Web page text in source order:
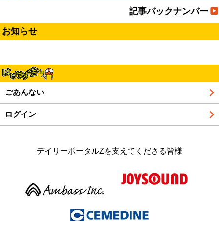
記事バックナンバー
お知らせ
ごあんない
ログイン
デイリーポータルZを支えてくださる皆様